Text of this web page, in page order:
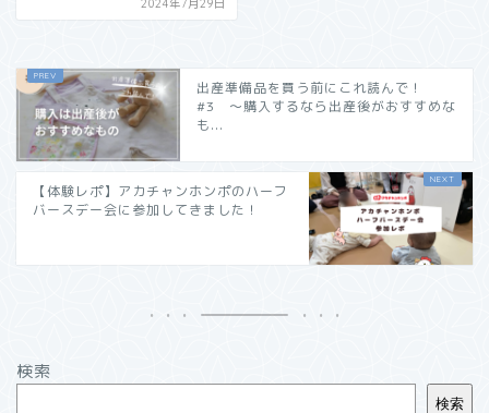
2024年7月29日
出産準備品を買う前にこれ読んで！
#3 〜購入するなら出産後がおすすめな
も...
【体験レポ】アカチャンホンポのハーフ
バースデー会に参加してきました！
検索
検索